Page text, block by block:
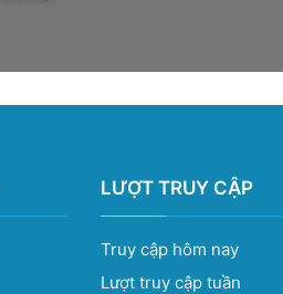
LƯỢT TRUY CẬP
Truy cập hôm nay
Lượt truy cập tuần